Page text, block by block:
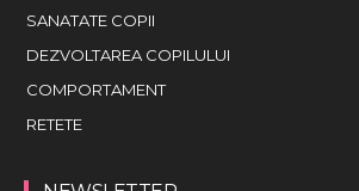
SANATATE COPII
DEZVOLTAREA COPILULUI
COMPORTAMENT
RETETE